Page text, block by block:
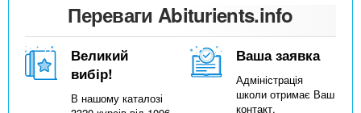
Переваги Abiturients.info
Великий
вибір!
В нашому каталозі
Ваша заявка
Адміністрація
школи отримає Ваш
контакт.